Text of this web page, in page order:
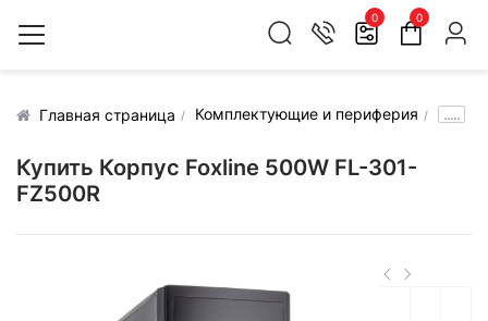
0 0
Главная страница Комплектующие и периферия .....
Купить Корпус Foxline 500W FL-301-
FZ500R